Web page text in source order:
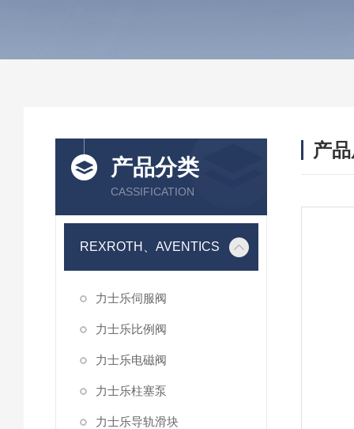
产品分类
CASSIFICATION
REXROTH、AVENTICS
力士乐伺服阀
力士乐比例阀
力士乐电磁阀
力士乐柱塞泵
力士乐导轨滑块
产